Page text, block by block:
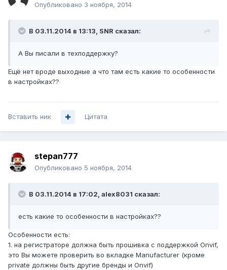
Опубликовано 3 ноября, 2014
В 03.11.2014 в 13:13, SNR сказал:
А Вы писали в техподдержку?
Ещё нет вроде выходные а что там есть какие то особенности
в настройках??
Вставить ник Цитата
stepan777
Опубликовано 5 ноября, 2014
В 03.11.2014 в 17:02, alex8031 сказал:
есть какие то особенности в настройках??
Особенности есть:
1. на регистраторе должна быть прошивка с поддержкой Onvif,
это Вы можете проверить во вкладке Manufacturer (кроме
private должны быть другие бренды и Onvif)